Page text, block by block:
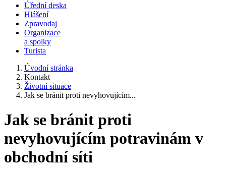
Úřední deska
Hlášení
Zpravodaj
Organizace
a spolky
Turista
Úvodní stránka
Kontakt
Životní situace
Jak se bránit proti nevyhovujícím...
Jak se bránit proti
nevyhovujícím potravinám v
obchodní síti